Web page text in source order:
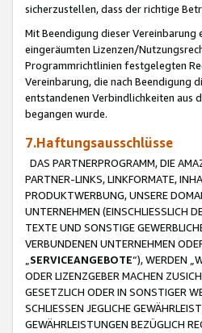
sicherzustellen, dass der richtige
Mit Beendigung dieser
eingeräumten Lizenzen/
Programmrichtlinien festgelegten
Vereinbarung, die nach Beendigung
entstandenen Verbindlichkeiten aus
begangen wurde.
7.Haftungsausschlüsse
DAS PARTNERPROGRAMM, DIE
PARTNER-LINKS, LINKFORMATE,
PRODUKTWERBUNG, UNSERE
UNTERNEHMEN (EINSCHLIESSLICH
TEXTE UND SONSTIGE
VERBUNDENEN UNTERNEHMEN
SERVICEANGEBOTE“), WERDEN
ODER LIZENZGEBER MACHEN
GESETZLICH ODER IN SONSTIGER
SCHLIESSEN JEGLICHE
GEWÄHRLEISTUNGEN BEZÜGLICH